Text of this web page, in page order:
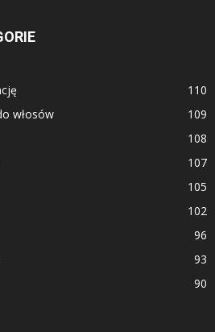
110
włosów
109
108
107
105
102
96
93
90